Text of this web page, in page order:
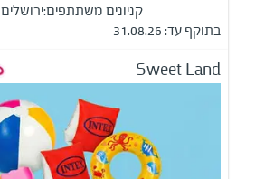
קניונים משתתפים:ירושלים
בתוקף עד: 31.08.26
Sweet Land